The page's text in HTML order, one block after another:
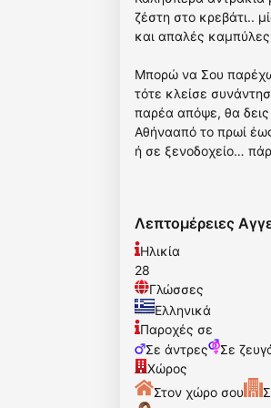
ζέστη στο κρεβάτι..
και απαλές
Μπορώ να Σου παρέχω
τότε κλείσε
παρέα απόψε, θα δεις
Αθήνααπό το πρωί
ή σε ξενοδοχείο…
Λεπτομέρειες
Ηλικία
28
Γλώσσες
Ελληνικά
Παροχές σε
Σε άντρες
Σε
Χώρος
Στον χώρο σου